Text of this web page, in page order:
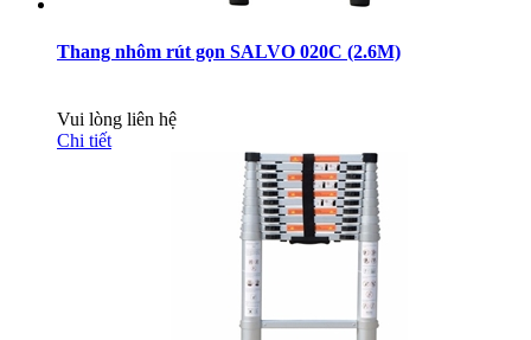
Thang nhôm rút gọn SALVO 020C (2.6M)
Vui lòng liên hệ
Chi tiết